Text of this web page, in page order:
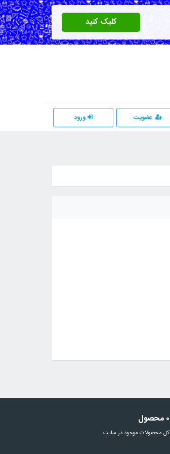
کلیک کنید
عضویت ورود
۰ محصول
کل محصولات موجود در سایت